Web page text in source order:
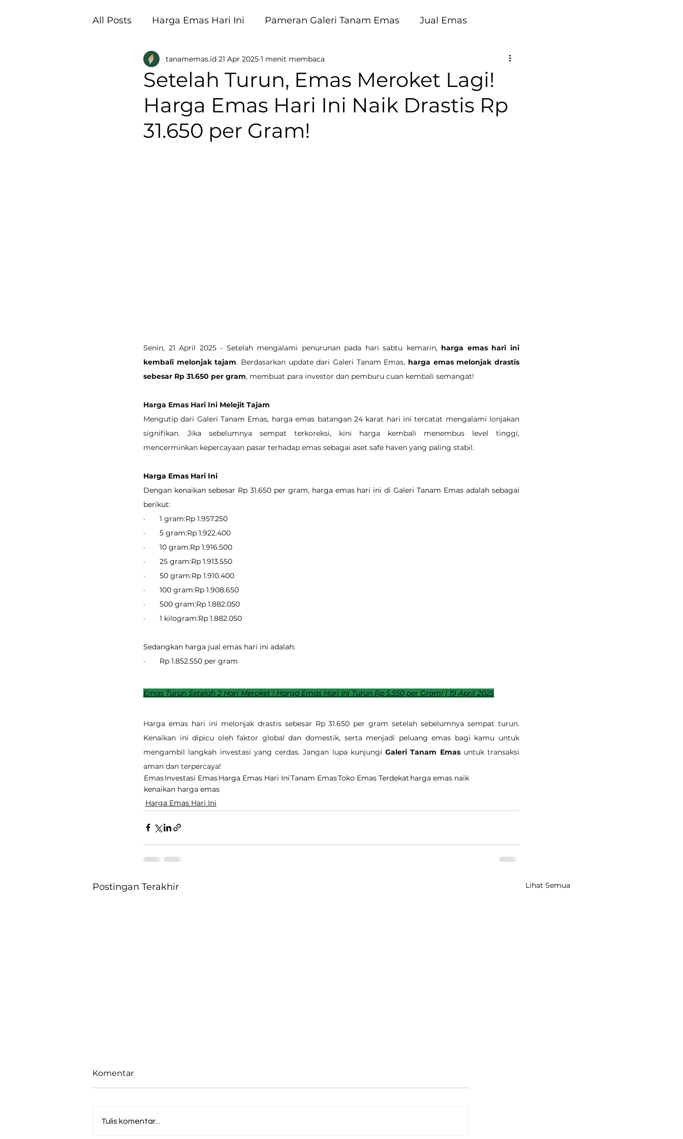
All Posts Harga Emas Hari Ini Pameran Galeri Tanam Emas Jual Emas
Pembukaan Galeri Tanam Emas
Setelah Turun, Emas Meroket Lagi!
Harga Emas Hari Ini Naik Drastis Rp
31.650 per Gram!
tanamemas.id 21 Apr 2025 1 menit membaca
Senin, 21 April 2025 - Setelah mengalami penurunan pada hari sabtu kemarin, harga emas hari ini
kembali melonjak tajam. Berdasarkan update dari Galeri Tanam Emas, harga emas melonjak drastis
sebesar Rp 31.650 per gram, membuat para investor dan pemburu cuan kembali semangat!
Harga Emas Hari Ini Melejit Tajam
Mengutip dari Galeri Tanam Emas, harga emas batangan 24 karat hari ini tercatat mengalami lonjakan
signifikan. Jika sebelumnya sempat terkoreksi, kini harga kembali menembus level tinggi,
mencerminkan kepercayaan pasar terhadap emas sebagai aset safe haven yang paling stabil.
Harga Emas Hari Ini
Dengan kenaikan sebesar Rp 31.650 per gram, harga emas hari ini di Galeri Tanam Emas adalah sebagai
berikut:
·       1 gram:Rp 1.957.250
·       5 gram:Rp 1.922.400
·       10 gram:Rp 1.916.500
·       25 gram:Rp 1.913.550
·       50 gram:Rp 1.910.400
·       100 gram:Rp 1.908.650
·       500 gram:Rp 1.882.050
·       1 kilogram:Rp 1.882.050
Sedangkan harga jual emas hari ini adalah:
·       Rp 1.852.550 per gram
Emas Turun Setelah 2 Hari Meroket ! Harga Emas Hari Ini Turun Rp 5.550 per Gram! | 19 April 2025
Harga emas hari ini melonjak drastis sebesar Rp 31.650 per gram setelah sebelumnya sempat turun.
Kenaikan ini dipicu oleh faktor global dan domestik, serta menjadi peluang emas bagi kamu untuk
mengambil langkah investasi yang cerdas. Jangan lupa kunjungi Galeri Tanam Emas untuk transaksi
aman dan terpercaya!
EmasInvestasi EmasHarga Emas Hari IniTanam EmasToko Emas Terdekat harga emas naik
kenaikan harga emas
Harga Emas Hari Ini
Postingan Terakhir Lihat Semua
Komentar
Tulis komentar...